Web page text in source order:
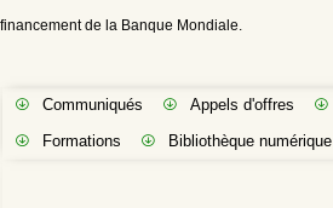
financement de la Banque Mondiale.
Communiqués Appels d'offres
Formations
Bibliothèque numérique